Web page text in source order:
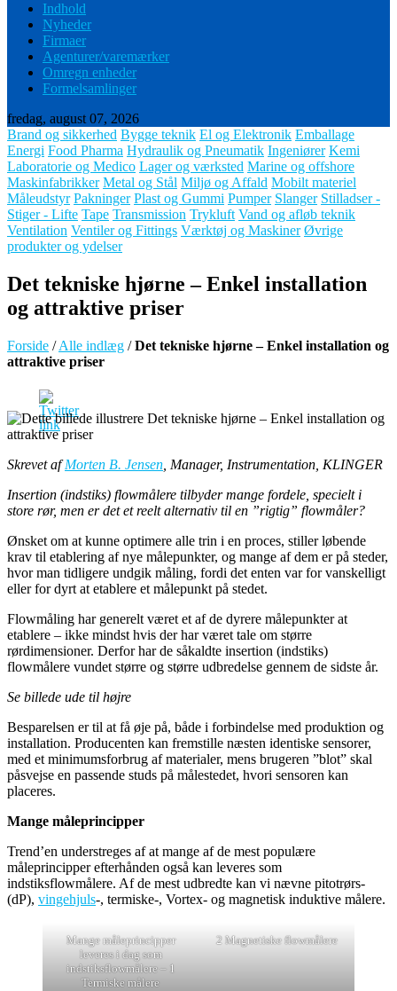
Indhold
Nyheder
Firmaer
Agenturer/varemærker
Omregn enheder
Formelsamlinger
fredag, august 07, 2026
Brand og sikkerhed Bygge teknik El og Elektronik Emballage
Energi Food Pharma Hydraulik og Pneumatik Ingeniører Kemi
Laboratorie og Medico Lager og værksted Marine og offshore
Maskinfabrikker Metal og Stål Miljø og Affald Mobilt materiel
Måleudstyr Pakninger Plast og Gummi Pumper Slanger Stilladser -
Stiger - Lifte Tape Transmission Trykluft Vand og afløb teknik
Ventilation Ventiler og Fittings Værktøj og Maskiner Øvrige
produkter og ydelser
Det tekniske hjørne – Enkel installation
og attraktive priser
Forside /Alle indlæg /Det tekniske hjørne – Enkel installation og
attraktive priser
Skrevet afMorten B. Jensen , Manager, Instrumentation, KLINGER
Insertion (indstiks) flowmålere tilbyder mange fordele, specielt i
store rør, men er det et reelt alternativ til en ”rigtig” flowmåler?
Ønsket om at kunne optimere alle trin i en proces, stiller løbende
krav til etablering af nye målepunkter, og mange af dem er på steder,
hvor man tidligere undgik måling, fordi det enten var for vanskelligt
eller for dyrt at etablere et målepunkt på stedet.
Flowmåling har generelt været et af de dyrere målepunkter at
etablere – ikke mindst hvis der har været tale om større
rørdimensioner. Derfor har de såkaldte insertion (indstiks)
flowmålere vundet større og større udbredelse gennem de sidste år.
Se billede ude til højre
Besparelsen er til at få øje på, både i forbindelse med produktion og
installation. Producenten kan fremstille næsten identiske sensorer,
med et minimumsforbrug af materialer, mens brugeren ”blot” skal
påsvejse en passende studs på målestedet, hvori sensoren kan
placeres.
Mange måleprincipper
Trend’en understreges af at mange af de mest populære
måleprincipper efterhånden også kan leveres som
indstiksflowmålere. Af de mest udbredte kan vi nævne pitotrørs-
(dP), vingehjuls-, termiske-, Vortex- og magnetisk induktive målere.
Mange måleprincipper
leveres i dag som
indstiksflowmålere – 1
Termiske målere
2 Magnetiske flowmålere